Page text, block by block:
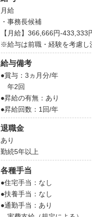
月給
・事務長候補
【月給】366,666円-433,333
※給与は前職・経験を考慮し
給与備考
●賞与：3ヵ月分/年
年2回
●昇給の有無：あり
●昇給回数：1回/年
退職金
あり
勤続5年以上
各種手当
●住宅手当：なし
●扶養手当：なし
●通勤手当：あり